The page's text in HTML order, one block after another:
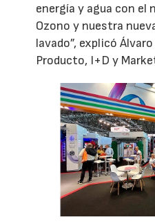
energía y agua con el
Ozono y nuestra
lavado”, explicó
Producto, I+D y